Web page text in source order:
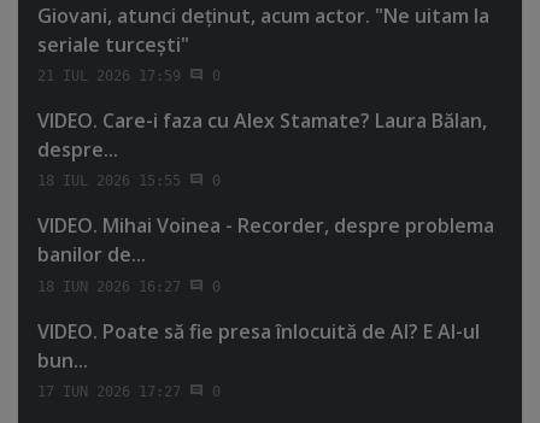
Giovani, atunci deţinut, acum actor. "Ne uitam la
seriale turceşti"
21 IUL 2026 17:59 0
VIDEO. Care-i faza cu Alex Stamate? Laura Bălan,
despre...
18 IUL 2026 15:55 0
VIDEO. Mihai Voinea - Recorder, despre problema
banilor de...
18 IUN 2026 16:27 0
VIDEO. Poate să fie presa înlocuită de AI? E AI-ul
bun...
17 IUN 2026 17:27 0